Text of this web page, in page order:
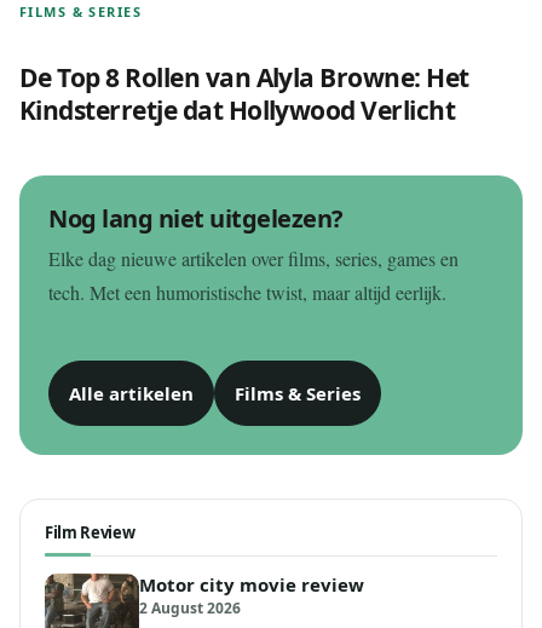
FILMS & SERIES
De Top 8 Rollen van Alyla Browne: Het
Kindsterretje dat Hollywood Verlicht
Nog lang niet uitgelezen?
Elke dag nieuwe artikelen over films, series, games en
tech. Met een humoristische twist, maar altijd eerlijk.
Alle artikelen Films & Series
Film Review
Motor city movie review
2 August 2026